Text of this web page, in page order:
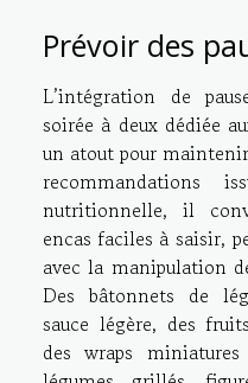
Prévoir des
L’intégration de
soirée à deux dédiée
un atout pour
recommandations
nutritionnelle, il
encas faciles à saisir,
avec la manipulation
Des bâtonnets de
sauce légère, des
des wraps